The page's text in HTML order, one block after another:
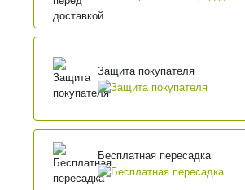
Защита покупателя
Бесплатная пересадка